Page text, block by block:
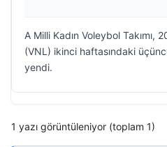
A Milli Kadın Voleybol Takımı,
(VNL) ikinci haftasındaki
yendi.
1 yazı görüntüleniyor (toplam 1)